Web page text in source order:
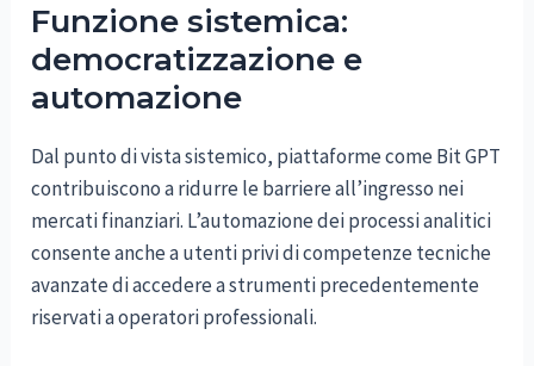
Funzione sistemica:
democratizzazione e
automazione
Dal punto di vista sistemico, piattaforme come Bit GPT
contribuiscono a ridurre le barriere all’ingresso nei
mercati finanziari. L’automazione dei processi analitici
consente anche a utenti privi di competenze tecniche
avanzate di accedere a strumenti precedentemente
riservati a operatori professionali.